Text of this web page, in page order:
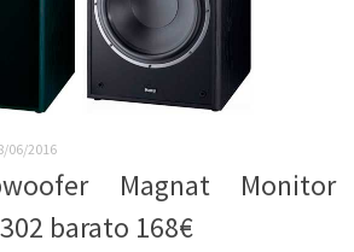
06/2016
Magnat Monitor
barato 168€